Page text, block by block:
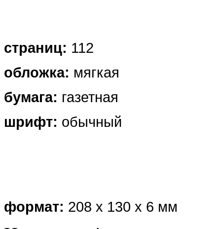
страниц: 112
обложка: мягкая
бумага: газетная
шрифт: обычный
формат: 208 х 130 х 6 мм